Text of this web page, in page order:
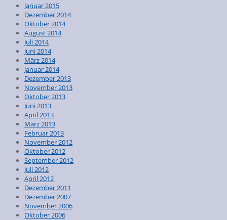
Januar 2015
Dezember 2014
Oktober 2014
August 2014
Juli 2014
Juni 2014
März 2014
Januar 2014
Dezember 2013
November 2013
Oktober 2013
Juni 2013
April 2013
März 2013
Februar 2013
November 2012
Oktober 2012
September 2012
Juli 2012
April 2012
Dezember 2011
Dezember 2007
November 2006
Oktober 2006